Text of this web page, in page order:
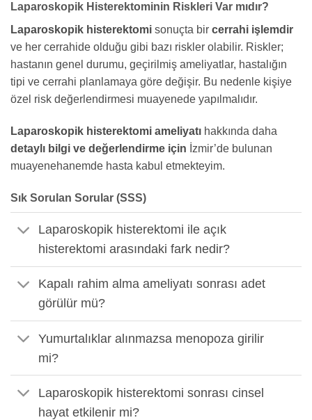
Laparoskopik Histerektominin Riskleri Var mıdır?
Laparoskopik histerektomi sonuçta bir cerrahi işlemdir
ve her cerrahide olduğu gibi bazı riskler olabilir. Riskler;
hastanın genel durumu, geçirilmiş ameliyatlar, hastalığın
tipi ve cerrahi planlamaya göre değişir. Bu nedenle kişiye
özel risk değerlendirmesi muayenede yapılmalıdır.
Laparoskopik histerektomi ameliyatı hakkında daha
detaylı bilgi ve değerlendirme için İzmir’de bulunan
muayenehanemde hasta kabul etmekteyim.
Sık Sorulan Sorular (SSS)
Laparoskopik histerektomi ile açık
histerektomi arasındaki fark nedir?
Kapalı rahim alma ameliyatı sonrası adet
görülür mü?
Yumurtalıklar alınmazsa menopoza girilir
mi?
Laparoskopik histerektomi sonrası cinsel
hayat etkilenir mi?